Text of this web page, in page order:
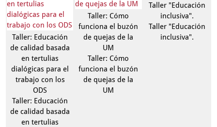
Taller: Educación
de calidad basada
en tertulias
dialógicas para el
trabajo con los
ODS
Taller: Educación
de calidad basada
en tertulias
Taller: Cómo
funciona el buzón
de quejas de la
UM
Taller: Cómo
funciona el buzón
de quejas de la
UM
Taller "Educación
inclusiva".
Taller "Educación
inclusiva".